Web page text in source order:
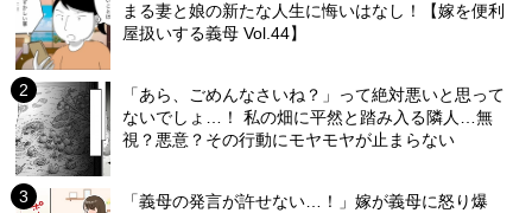
まる妻と娘の新たな人生に悔いはなし！【嫁を便利
屋扱いする義母 Vol.44】
「あら、ごめんなさいね？」って絶対悪いと思って
ないでしょ…！ 私の畑に平然と踏み入る隣人…無
視？悪意？その行動にモヤモヤが止まらない
「義母の発言が許せない…！」嫁が義母に怒り爆